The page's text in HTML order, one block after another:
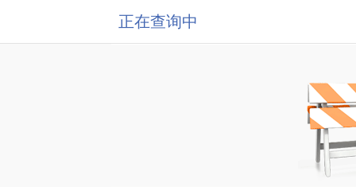
正在查询中